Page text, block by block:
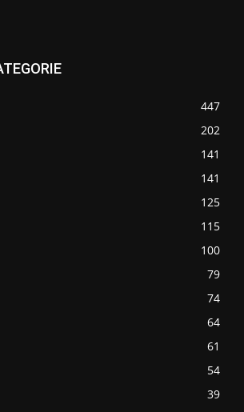
447
202
141
141
125
115
100
79
74
64
61
54
39